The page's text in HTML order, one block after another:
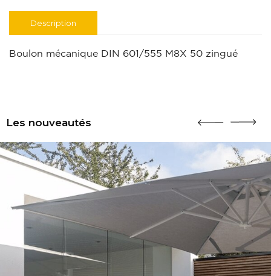
Description
Boulon mécanique DIN 601/555 M8X 50 zingué
Les nouveautés